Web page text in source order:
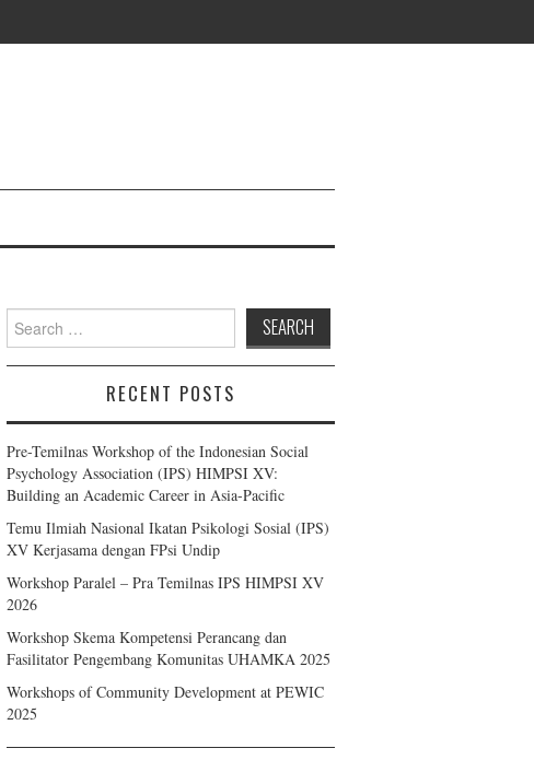
Search for:
RECENT POSTS
Pre-Temilnas Workshop of the Indonesian Social
Psychology Association (IPS) HIMPSI XV:
Building an Academic Career in Asia-Pacific
Temu Ilmiah Nasional Ikatan Psikologi Sosial (IPS)
XV Kerjasama dengan FPsi Undip
Workshop Paralel – Pra Temilnas IPS HIMPSI XV
2026
Workshop Skema Kompetensi Perancang dan
Fasilitator Pengembang Komunitas UHAMKA 2025
Workshops of Community Development at PEWIC
2025